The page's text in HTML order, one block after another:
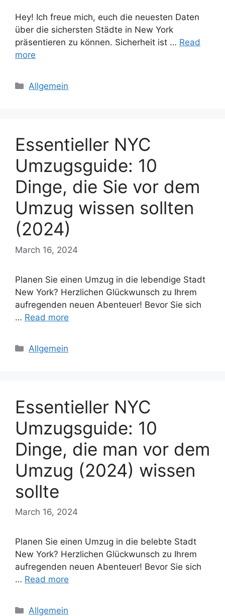
Hey! Ich freue mich, euch die neuesten Daten
über die sichersten Städte in New York
präsentieren zu können. Sicherheit ist … Read
more
Categories
Allgemein
Essentieller NYC
Umzugsguide: 10
Dinge, die Sie vor dem
Umzug wissen sollten
(2024)
March 16, 2024
Planen Sie einen Umzug in die lebendige Stadt
New York? Herzlichen Glückwunsch zu Ihrem
aufregenden neuen Abenteuer! Bevor Sie sich
… Read more
Categories
Allgemein
Essentieller NYC
Umzugsguide: 10
Dinge, die man vor dem
Umzug (2024) wissen
sollte
March 16, 2024
Planen Sie einen Umzug in die belebte Stadt
New York? Herzlichen Glückwunsch zu Ihrem
aufregenden neuen Abenteuer! Bevor Sie sich
… Read more
Categories
Allgemein